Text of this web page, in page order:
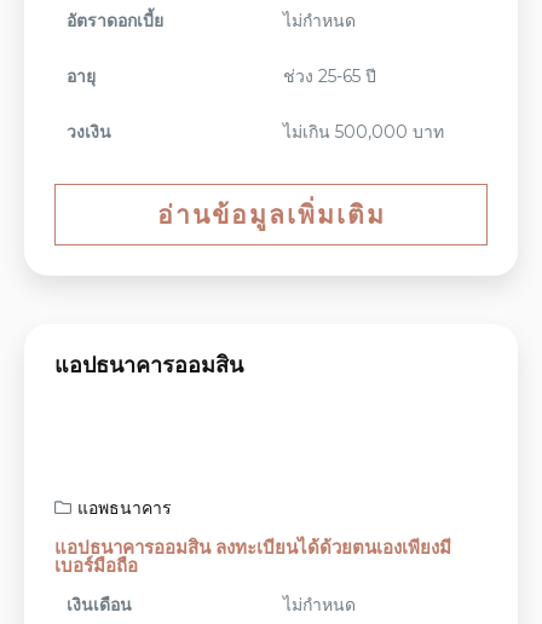
อัตราดอกเบี้ย ไม่กำหนด
อายุ ช่วง 25-65 ปี
วงเงิน ไม่เกิน 500,000 บาท
อ่านข้อมูลเพิ่มเติม
แอปธนาคารออมสิน
แอพธนาคาร
แอปธนาคารออมสิน ลงทะเบียนได้ด้วยตนเองเพียงมี
เบอร์มือถือ
เงินเดือน ไม่กำหนด